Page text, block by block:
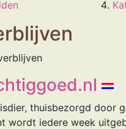
thuisbezorgd door
wordt iedere week